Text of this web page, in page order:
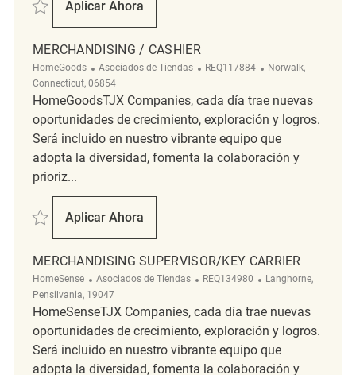
Aplicar Ahora
Merchandising Associate
MERCHANDISING / CASHIER
HomeGoods Categoría
Asociados de Tiendas ReqId
REQ117884 Ubicación
Norwalk,
Connecticut, 06854
HomeGoodsTJX Companies, cada día trae nuevas
oportunidades de crecimiento, exploración y logros.
Será incluido en nuestro vibrante equipo que
adopta la diversidad, fomenta la colaboración y
prioriz...
Salvar merchandising / Cashier REQ117884
Aplicar Ahora
Merchandising / Cashier
MERCHANDISING SUPERVISOR/KEY CARRIER
HomeSense Categoría
Asociados de Tiendas ReqId
REQ134980 Ubicación
Langhorne,
Pensilvania, 19047
HomeSenseTJX Companies, cada día trae nuevas
oportunidades de crecimiento, exploración y logros.
Será incluido en nuestro vibrante equipo que
adopta la diversidad, fomenta la colaboración y